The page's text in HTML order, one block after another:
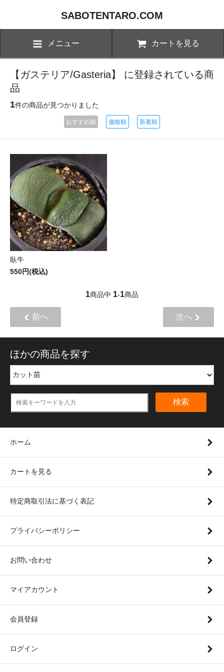
SABOTENTARO.COM
メニュー カートを見る
【ガステリア/Gasteria】 に登録されている商
品
1件の商品が見つかりました
おすすめ順 価格順 新着順
臥牛
550円(税込)
1商品中 1-1商品
前へ 次へ
ほかの商品を探す
検索
ホーム
カートを見る
特定商取引法に基づく表記
プライバシーポリシー
お問い合わせ
マイアカウント
会員登録
ログイン